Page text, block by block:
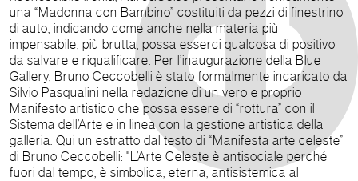
una “Madonna con Bambino” costituiti da pezzi di finestrino
di auto, indicando come anche nella materia più
impensabile, più brutta, possa esserci qualcosa di positivo
da salvare e riqualificare. Per l’inaugurazione della Blue
Gallery, Bruno Ceccobelli è stato formalmente incaricato da
Silvio Pasqualini nella redazione di un vero e proprio
Manifesto artistico che possa essere di “rottura” con il
Sistema dell’Arte e in linea con la gestione artistica della
galleria. Qui un estratto dal testo di “Manifesta arte celeste”
di Bruno Ceccobelli: "L’Arte Celeste è antisociale perché
fuori dal tempo, è simbolica, eterna, antisistemica al